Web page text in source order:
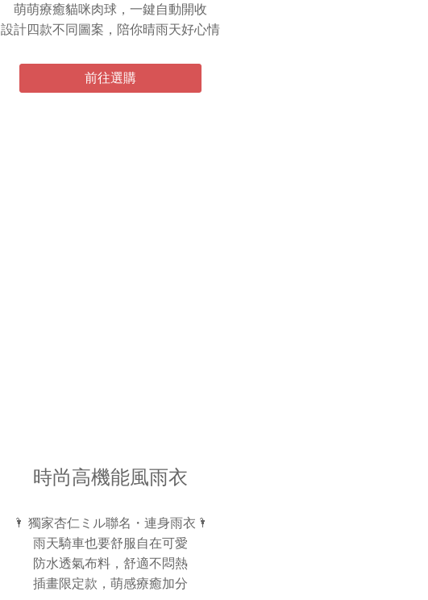
萌萌療癒貓咪肉球，一鍵自動開收
設計四款不同圖案，陪你晴雨天好心情
前往選購
時尚高機能風雨衣
🌂 獨家杏仁ミル聯名・連身雨衣🌂
雨天騎車也要舒服自在可愛
防水透氣布料，舒適不悶熱
插畫限定款，萌感療癒加分